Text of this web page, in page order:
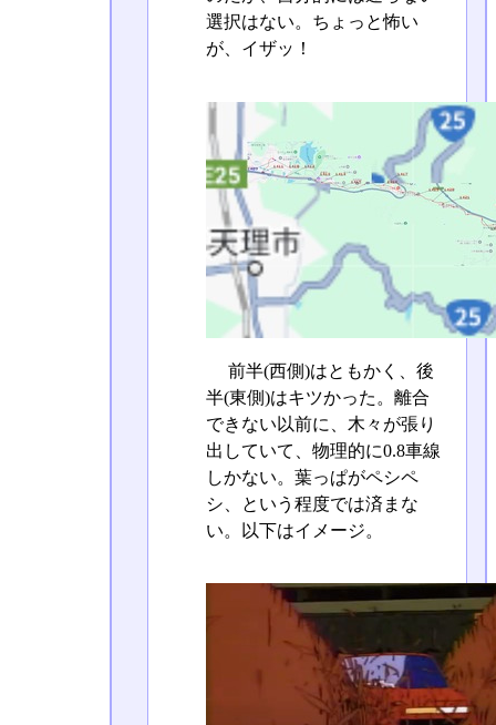
選択はない。ちょっと怖い
が、イザッ！
前半(西側)はともかく、後
半(東側)はキツかった。離合
できない以前に、木々が張り
出していて、物理的に0.8車線
しかない。葉っぱがペシペ
シ、という程度では済まな
い。以下はイメージ。